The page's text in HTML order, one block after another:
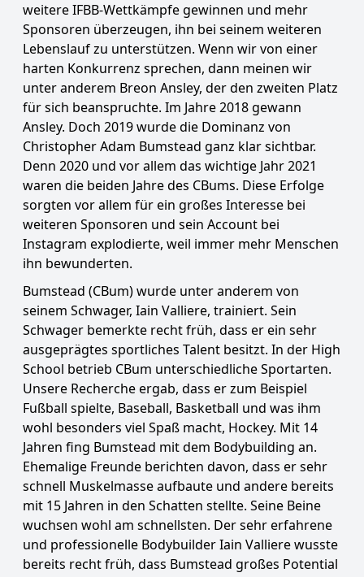
weitere IFBB-Wettkämpfe gewinnen und mehr
Sponsoren überzeugen, ihn bei seinem weiteren
Lebenslauf zu unterstützen. Wenn wir von einer
harten Konkurrenz sprechen, dann meinen wir
unter anderem Breon Ansley, der den zweiten Platz
für sich beanspruchte. Im Jahre 2018 gewann
Ansley. Doch 2019 wurde die Dominanz von
Christopher Adam Bumstead ganz klar sichtbar.
Denn 2020 und vor allem das wichtige Jahr 2021
waren die beiden Jahre des CBums. Diese Erfolge
sorgten vor allem für ein großes Interesse bei
weiteren Sponsoren und sein Account bei
Instagram explodierte, weil immer mehr Menschen
ihn bewunderten.
Bumstead (CBum) wurde unter anderem von
seinem Schwager, Iain Valliere, trainiert. Sein
Schwager bemerkte recht früh, dass er ein sehr
ausgeprägtes sportliches Talent besitzt. In der High
School betrieb CBum unterschiedliche Sportarten.
Unsere Recherche ergab, dass er zum Beispiel
Fußball spielte, Baseball, Basketball und was ihm
wohl besonders viel Spaß macht, Hockey. Mit 14
Jahren fing Bumstead mit dem Bodybuilding an.
Ehemalige Freunde berichten davon, dass er sehr
schnell Muskelmasse aufbaute und andere bereits
mit 15 Jahren in den Schatten stellte. Seine Beine
wuchsen wohl am schnellsten. Der sehr erfahrene
und professionelle Bodybuilder Iain Valliere wusste
bereits recht früh, dass Bumstead großes Potential